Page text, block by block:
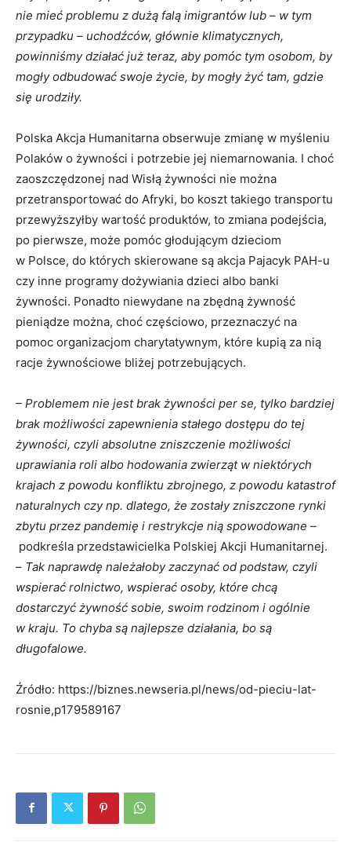
nie mieć problemu z dużą falą imigrantów lub – w tym
przypadku – uchodźców, głównie klimatycznych,
powinniśmy działać już teraz, aby pomóc tym osobom, by
mogły odbudować swoje życie, by mogły żyć tam, gdzie
się urodziły.
Polska Akcja Humanitarna obserwuje zmianę w myśleniu
Polaków o żywności i potrzebie jej niemarnowania. I choć
zaoszczędzonej nad Wisłą żywności nie można
przetransportować do Afryki, bo koszt takiego transportu
przewyższyłby wartość produktów, to zmiana podejścia,
po pierwsze, może pomóc głodującym dzieciom
w Polsce, do których skierowane są akcja Pajacyk PAH-u
czy inne programy dożywiania dzieci albo banki
żywności. Ponadto niewydane na zbędną żywność
pieniądze można, choć częściowo, przeznaczyć na
pomoc organizacjom charytatywnym, które kupią za nią
racje żywnościowe bliżej potrzebujących.
– Problemem nie jest brak żywności per se, tylko bardziej
brak możliwości zapewnienia stałego dostępu do tej
żywności, czyli absolutne zniszczenie możliwości
uprawiania roli albo hodowania zwierząt w niektórych
krajach z powodu konfliktu zbrojnego, z powodu katastrof
naturalnych czy np. dlatego, że zostały zniszczone rynki
zbytu przez pandemię i restrykcje nią spowodowane –
podkreśla przedstawicielka Polskiej Akcji Humanitarnej.
– Tak naprawdę należałoby zaczynać od podstaw, czyli
wspierać rolnictwo, wspierać osoby, które chcą
dostarczyć żywność sobie, swoim rodzinom i ogólnie
w kraju. To chyba są najlepsze działania, bo są
długofalowe.
Źródło: https://biznes.newseria.pl/news/od-pieciu-lat-
rosnie,p179589167